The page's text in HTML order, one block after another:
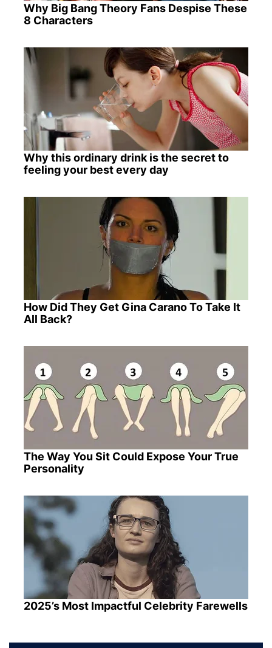
Why Big Bang Theory Fans Despise These
8 Characters
Why this ordinary drink is the secret to
feeling your best every day
How Did They Get Gina Carano To Take It
All Back?
The Way You Sit Could Expose Your True
Personality
2025’s Most Impactful Celebrity Farewells